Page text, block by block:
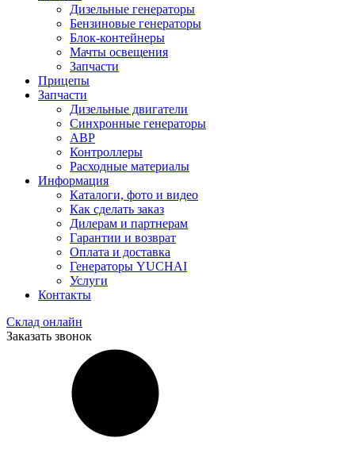
Дизельные генераторы
Бензиновые генераторы
Блок-контейнеры
Мачты освещения
Запчасти
Прицепы
Запчасти
Дизельные двигатели
Синхронные генераторы
АВР
Контроллеры
Расходные материалы
Информация
Каталоги, фото и видео
Как сделать заказ
Дилерам и партнерам
Гарантии и возврат
Оплата и доставка
Генераторы YUCHAI
Услуги
Контакты
Склад онлайн
Заказать звонок